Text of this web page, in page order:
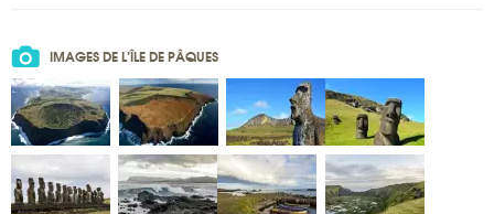
IMAGES DE L’ÎLE DE PÂQUES